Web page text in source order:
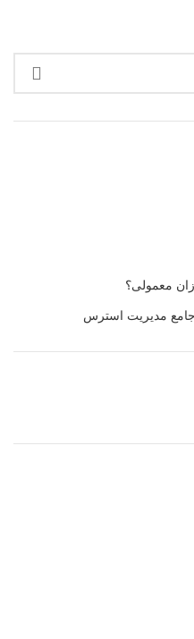
معمولی؟
مدیریت استرس